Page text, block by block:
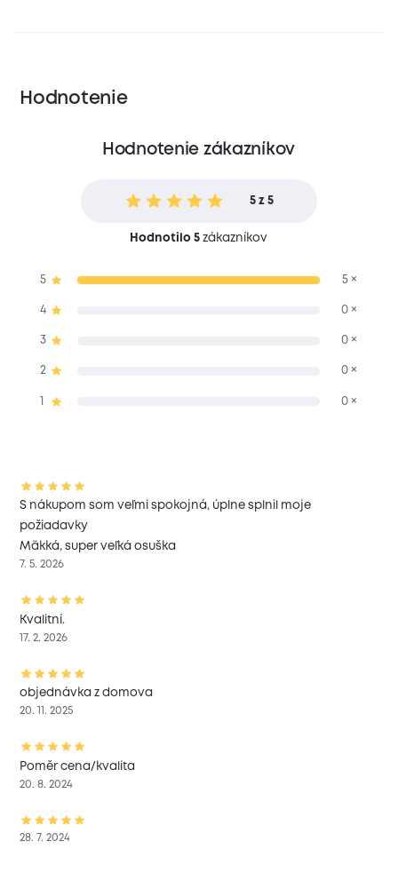
Hodnotenie
Hodnotenie zákazníkov
5 z 5
Hodnotilo 5 zákazníkov
5 5 ×
4 0 ×
3 0 ×
2 0 ×
0 ×
S nákupom som veľmi spokojná, úplne splnil moje
požiadavky
Mäkká, super veľká osuška
7. 5. 2026
Kvalitní.
17. 2. 2026
objednávka z domova
20. 11. 2025
Poměr cena/kvalita
20. 8. 2024
28. 7. 2024